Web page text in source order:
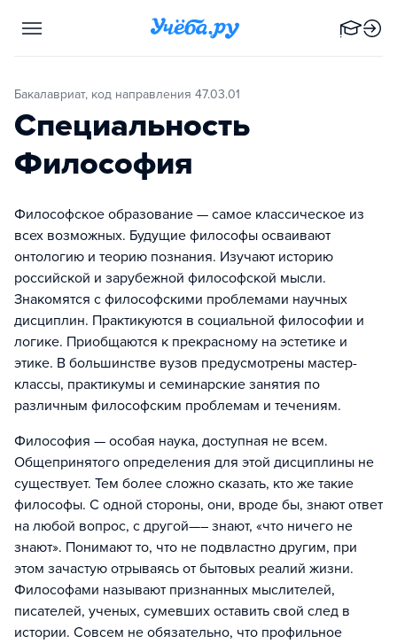
Бакалавриат, код направления 47.03.01
Специальность
Философия
Философское образование — самое классическое из
всех возможных. Будущие философы осваивают
онтологию и теорию познания. Изучают историю
российской и зарубежной философской мысли.
Знакомятся с философскими проблемами научных
дисциплин. Практикуются в социальной философии и
логике. Приобщаются к прекрасному на эстетике и
этике. В большинстве вузов предусмотрены мастер-
классы, практикумы и семинарские занятия по
различным философским проблемам и течениям.
Философия — особая наука, доступная не всем.
Общепринятого определения для этой дисциплины не
существует. Тем более сложно сказать, кто же такие
философы. С одной стороны, они, вроде бы, знают ответ
на любой вопрос, с другой—– знают, «что ничего не
знают». Понимают то, что не подвластно другим, при
этом зачастую отрываясь от бытовых реалий жизни.
Философами называют признанных мыслителей,
писателей, ученых, сумевших оставить свой след в
истории. Совсем не обязательно, что профильное